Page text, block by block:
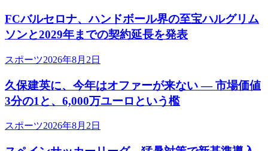
FCバルセロナ、ハンドボール界の至宝ハルグリム
ソンと2029年までの契約延長を発表
スポーツ2026年8月2日
久保建英に、今年はオファーが来ない ― 市場価値
3分の1と、6,000万ユーロという檻
スポーツ2026年8月2日